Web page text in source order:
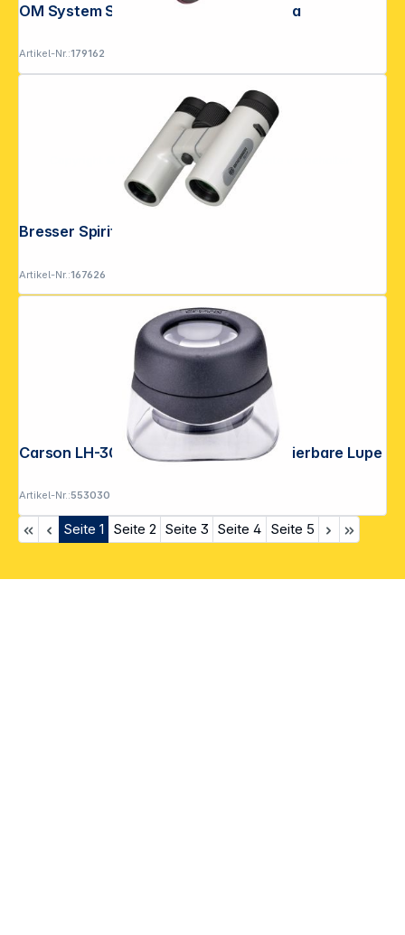
OM System Slim 8x21 RC II WP magenta
Artikel-Nr.:179162
Artikel-Nr.:167626
Carson LH-30 VersalLoupe 10x fokussierbare Lupe
Artikel-Nr.:553030
Seite 1 Seite 2 Seite 3 Seite 4 Seite 5
Copyright © 2001 - 2026 DGH - Alle Rechte vorbehalten.